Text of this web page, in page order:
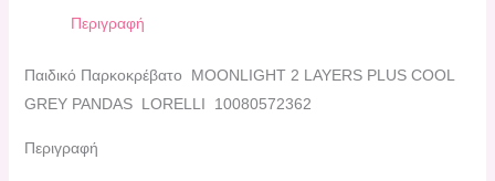
Περιγραφή
Παιδικό Παρκοκρέβατο MOONLIGHT 2 LAYERS PLUS COOL
GREY PANDAS LORELLI 10080572362
Περιγραφή